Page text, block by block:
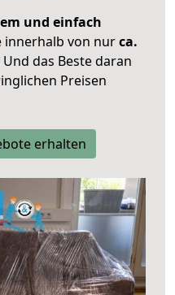
und einfach
innerhalb von nurca.
das Beste daran
Preisen
erhalten